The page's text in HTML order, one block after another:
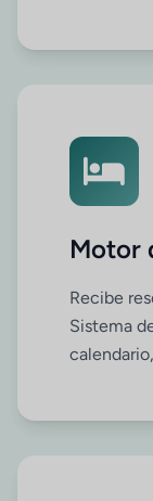
Motor
Recibe
Sistema